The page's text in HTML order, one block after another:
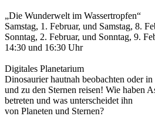
„Die Wunderwelt im Wassertropfen“
Samstag, 1. Februar, und Samstag, 8.
Sonntag, 2. Februar, und Sonntag, 9.
14:30 und 16:30 Uhr
Digitales Planetarium
Dinosaurier hautnah beobachten oder
und zu den Sternen reisen! Wie haben
betreten und was unterscheidet ihn
von Planeten und Sternen?